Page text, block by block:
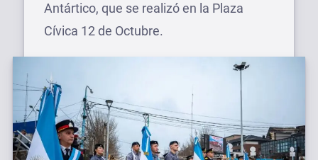
Antártico, que se realizó en la Plaza
Cívica 12 de Octubre.